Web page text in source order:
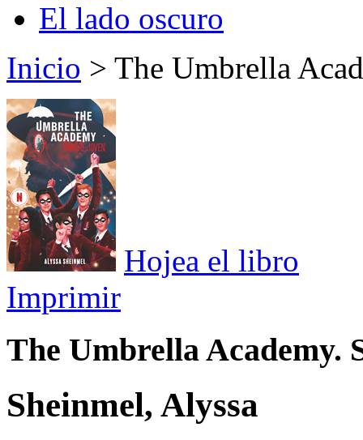
El lado oscuro
Inicio > The Umbrella
Hojea el libro
Imprimir
The Umbrella Academy.
Sheinmel, Alyssa